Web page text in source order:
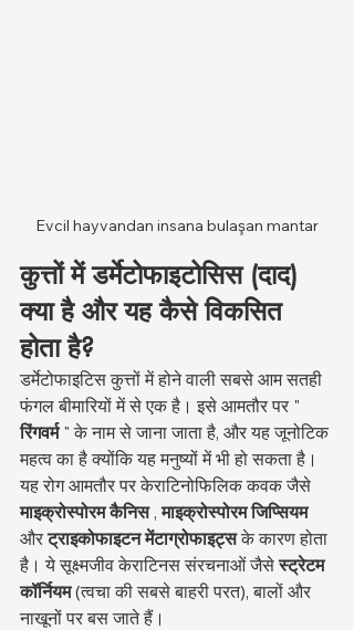
Evcil hayvandan insana bulaşan mantar
कुत्तों में डर्मेटोफाइटोसिस (दाद)
क्या है और यह कैसे विकसित
होता है?
डर्मेटोफाइटिस कुत्तों में होने वाली सबसे आम सतही
फंगल बीमारियों में से एक है। इसे आमतौर पर "
रिंगवर्म " के नाम से जाना जाता है, और यह जूनोटिक
महत्व का है क्योंकि यह मनुष्यों में भी हो सकता है।
यह रोग आमतौर पर केराटिनोफिलिक कवक जैसे
माइक्रोस्पोरम कैनिस , माइक्रोस्पोरम जिप्सियम
और ट्राइकोफाइटन मेंटाग्रोफाइट्स के कारण होता
है। ये सूक्ष्मजीव केराटिनस संरचनाओं जैसे स्ट्रेटम
कॉर्नियम (त्वचा की सबसे बाहरी परत), बालों और
नाखूनों पर बस जाते हैं।